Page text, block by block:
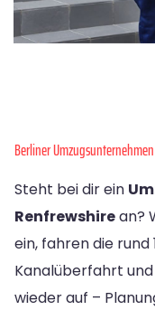
Berliner Umzugsunternehmen
Steht bei dir ein
Renfrewshirean?
ein, fahren die rund
Kanalüberfahrt
wieder auf –